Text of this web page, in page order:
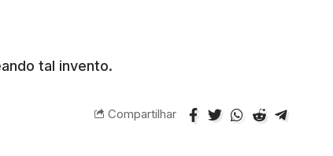
tal invento.
Compartilhar